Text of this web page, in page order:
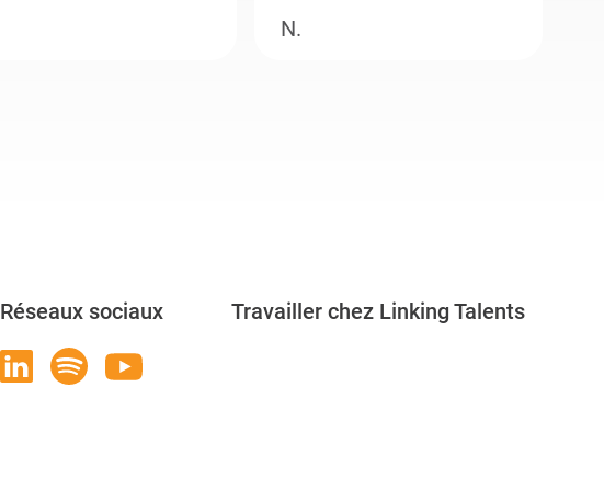
N.
Réseaux sociaux Travailler chez Linking Talents